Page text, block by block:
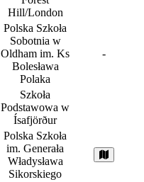
Hill/London
Polska Szkoła
Sobotnia w
Oldham im. Ks
Bolesława
Polaka
-
Szkoła
Podstawowa w
Ísafjörður
Polska Szkoła
im. Generała
Władysława
Sikorskiego